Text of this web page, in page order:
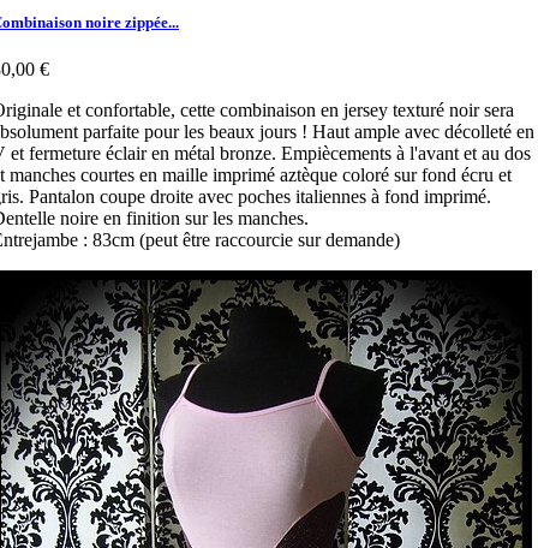
noire zippée...
€
et confortable, cette combinaison en jersey texturé noir sera
parfaite pour les beaux jours ! Haut ample avec décolleté en
et fermeture éclair en métal bronze. Empiècements à l'avant et au dos
manches courtes en maille imprimé aztèque coloré sur fond écru et
Pantalon coupe droite avec poches italiennes à fond imprimé.
noire en finition sur les manches.
: 83cm (peut être raccourcie sur demande)